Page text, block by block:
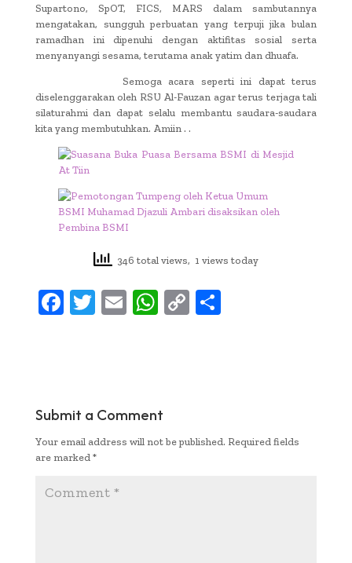
Supartono, SpOT, FICS, MARS dalam sambutannya
mengatakan, sungguh perbuatan yang terpuji jika bulan
ramadhan ini dipenuhi dengan aktifitas sosial serta
menyanyangi sesama, terutama anak yatim dan dhuafa.
Semoga acara seperti ini dapat terus
diselenggarakan oleh RSU Al-Fauzan agar terus terjaga tali
silaturahmi dan dapat selalu membantu saudara-saudara
kita yang membutuhkan. Amiin . .
346 total views, 1 views today
F
oo
k
T
r
E W
A
p
p
C
k
S
Submit a Comment
Your email address will not be published. Required fields
are marked *